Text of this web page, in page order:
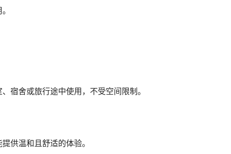
宿舍或旅行途中使用，不受空间限制。
供温和且舒适的体验。